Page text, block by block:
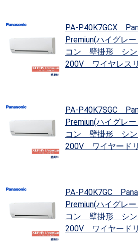
PA-P40K7GCX
Premiun(ハイグレ
コン 壁掛形 シ
200V ワイヤレス
PA-P40K7SGC
Premiun(ハイグレ
コン 壁掛形 シ
200V ワイヤード
PA-P40K7GC
Premiun(ハイグレ
コン 壁掛形 シ
200V ワイヤード